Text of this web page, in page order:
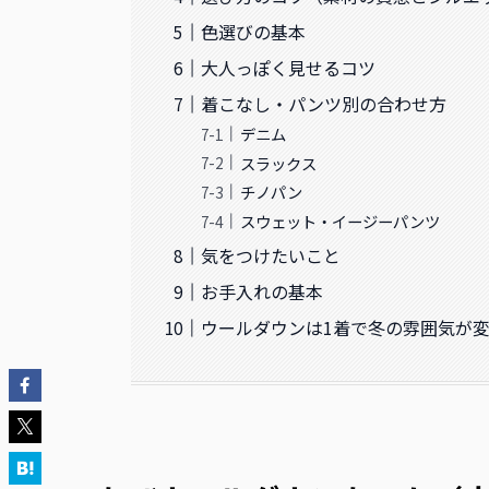
色選びの基本
大人っぽく見せるコツ
着こなし・パンツ別の合わせ方
デニム
スラックス
チノパン
スウェット・イージーパンツ
気をつけたいこと
お手入れの基本
ウールダウンは1着で冬の雰囲気が